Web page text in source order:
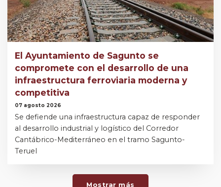
El Ayuntamiento de Sagunto se
compromete con el desarrollo de una
infraestructura ferroviaria moderna y
competitiva
07 agosto 2026
Se defiende una infraestructura capaz de responder
al desarrollo industrial y logístico del Corredor
Cantábrico-Mediterráneo en el tramo Sagunto-
Teruel
Mostrar más